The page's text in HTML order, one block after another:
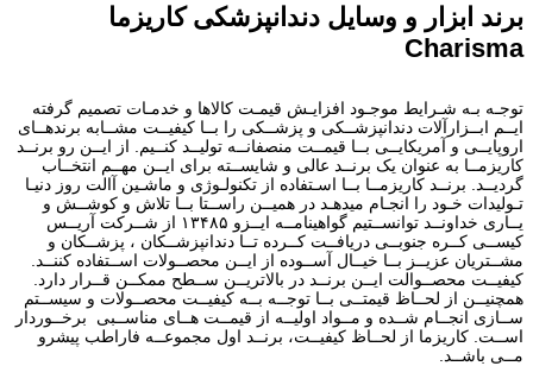
برند ابزار و وسایل دندانپزشکی کاریزما
Charisma
توجـه بـه شـرایط موجـود افزایـش قیمـت کالاها و خدمـات تصمیم گرفته
ایــم ابــزارآلات دندانپزشــکی و پزشــکی را بــا کیفیــت مشــابه برندهــای
اروپایــی و آمریکایــی بــا قیمــت منصفانــه تولیــد کنــیم. از ایــن رو برنــد
کاریزمــا به عنوان یک برنــد عالی و شایســته برای ایــن مهــم انتخــاب
گردیــد. برنــد کاریزمــا بــا اسـتفاده از تکنولـوژی و ماشـین آالت روز دنیـا
تـولیدات خـود را انجـام میدهـد در همیــن راســتا بــا تلاش و کوشــش و
یــاری خداونــد توانســتیم گواهینامــه ایــزو ۱۳۴۸۵ از شــرکت آریــس
کیســی کــره جنوبــی دریافــت کــرده تــا دندانپزشــکان ، پزشــکان و
مشــتریان عزیــز بــا خیــال آســوده از ایــن محصــولات اســتفاده کننــد.
کیفیــت محصــوالت ایــن برنــد در بالاتریــن ســطح ممکــن قــرار دارد.
همچنیــن از لحــاظ قیمتــی بــا توجــه بــه کیفیــت محصــولات و سیســتم
ســازی انجــام شــده و مــواد اولیــه از قیمــت هــای مناســبی برخــوردار
اســت. کاریزما از لحــاظ کیفیــت، برنــد اول مجموعــه فاراطب پیشرو
مــی باشــد.